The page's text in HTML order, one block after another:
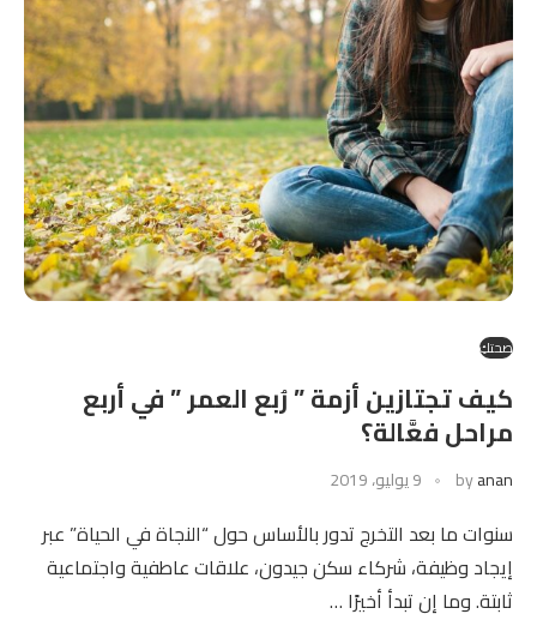
صحتكِ
كيف تجتازين أزمة ” رُبع العمر ” في أربع
مراحل فعَّالة؟
byanan 9 يوليو، 2019
سنوات ما بعد التخرج تدور بالأساس حول “النجاة في الحياة” عبر
إيجاد وظيفة، شركاء سكن جيدون، علاقات عاطفية واجتماعية
ثابتة. وما إن تبدأ أخيرًا …